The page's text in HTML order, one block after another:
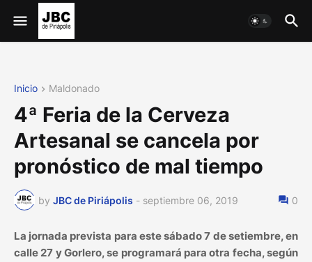
Inicio Maldonado
4ª Feria de la Cerveza
Artesanal se cancela por
pronóstico de mal tiempo
by JBC de Piriápolis - septiembre 06, 2019 0
La jornada prevista para este sábado 7 de setiembre, en
calle 27 y Gorlero, se programará para otra fecha, según